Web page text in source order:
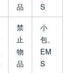
品
S
禁
止
物
品
小
包、
EM
S